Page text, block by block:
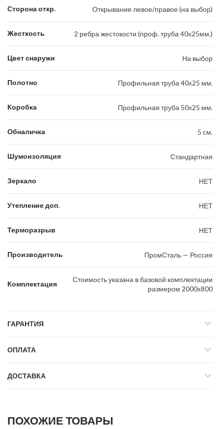
Сторона откр. Открывание левое/правое (на выбор)
Жесткость 2 ребра жестокости (проф. труба 40х25мм.)
Цвет снаружи На выбор
Полотно Профильная труба 40х25 мм.
Коробка Профильная труба 50х25 мм.
Обналичка 5 см.
Шумоизоляция Стандартная
Зеркало НЕТ
Утепление доп. НЕТ
Терморазрыв НЕТ
Производитель ПромСталь — Россия
Комплектация
Стоимость указана в базовой комплектации
размером 2000х800
ГАРАНТИЯ
ОПЛАТА
ДОСТАВКА
ПОХОЖИЕ ТОВАРЫ